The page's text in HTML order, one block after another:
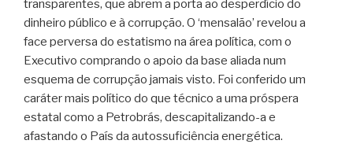
transparentes, que abrem a porta ao desperdício do
dinheiro público e à corrupção. O ‘mensalão’ revelou a
face perversa do estatismo na área política, com o
Executivo comprando o apoio da base aliada num
esquema de corrupção jamais visto. Foi conferido um
caráter mais político do que técnico a uma próspera
estatal como a Petrobrás, descapitalizando-a e
afastando o País da autossuficiência energética.